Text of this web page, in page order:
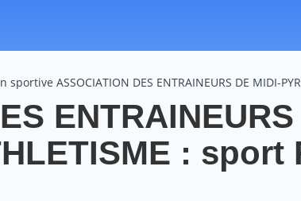
sportive ASSOCIATION DES ENTRAINEURS DE MIDI-
: sport